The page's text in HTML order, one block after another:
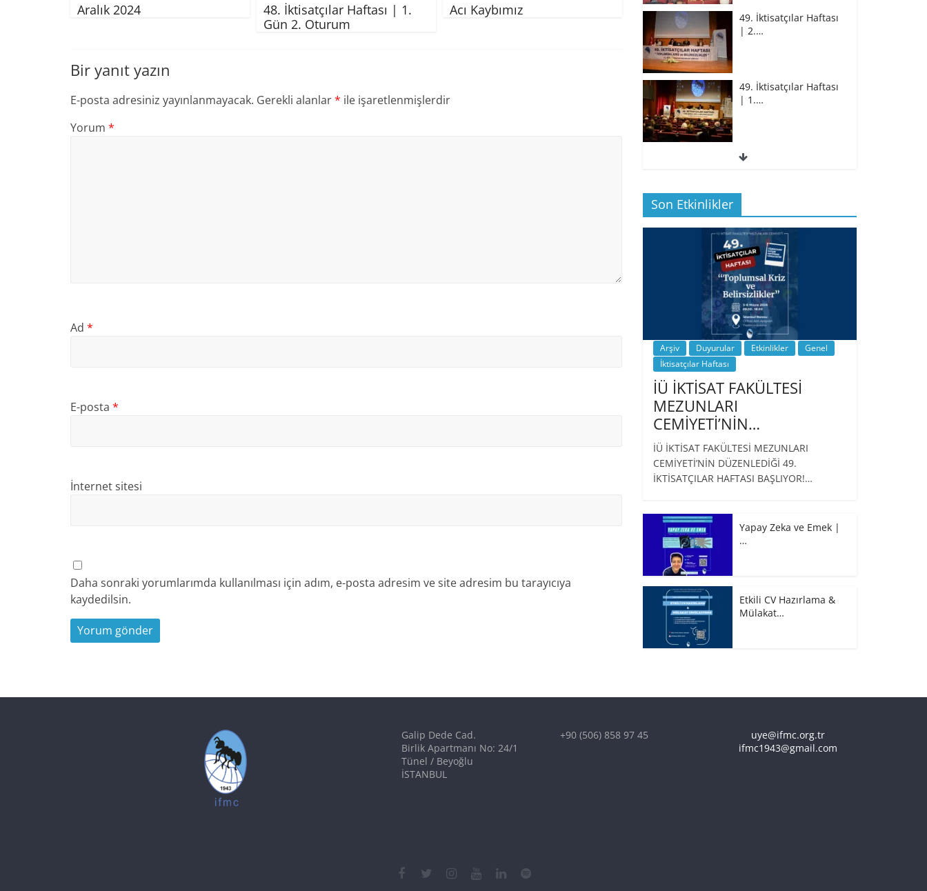
Aralık 2024
48. İktisatçılar Haftası | 1.
Gün 2. Oturum
Acı Kaybımız
Bir yanıt yazın
E-posta adresiniz yayınlanmayacak. Gerekli alanlar* ile işaretlenmişlerdir
Yorum *
Ad *
E-posta *
İnternet sitesi
Daha sonraki yorumlarımda kullanılması için adım, e-posta adresim ve site adresim bu tarayıcıya
kaydedilsin.
49. İktisatçılar Haftası
| 2.…
49. İktisatçılar Haftası
| 1.…
49. İktisatçılar Haftası
BİZ İKTİSATLILAR:
İÇİMİZDEN BİRİ PROF.…
Son Etkinlikler
Arşiv Duyurular Etkinlikler
Genel
İktisatçılar Haftası
İÜ İKTİSAT FAKÜLTESİ
MEZUNLARI
CEMİYETİ’NİN…
İÜ İKTİSAT FAKÜLTESİ MEZUNLARI
CEMİYETİ’NİN DÜZENLEDİĞİ 49.
İKTİSATÇILAR HAFTASI BAŞLIYOR!…
Yapay Zeka ve Emek |
…
Etkili CV Hazırlama &
Mülakat…
Galip Dede Cad.
Birlik Apartmanı No: 24/1
Tünel / Beyoğlu
İSTANBUL
+90 (506) 858 97 45
uye@ifmc.org.tr
ifmc1943@gmail.com